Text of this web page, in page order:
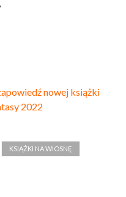
nowej książki
2022
KSIĄŻKI NA WIOSNĘ